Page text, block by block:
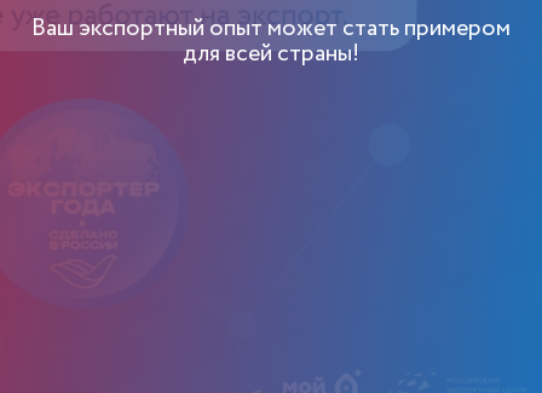
Ваш экспортный опыт может стать примером
для всей страны!